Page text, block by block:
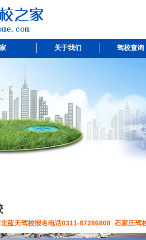
关于我们 驾校查询
蓝天驾校报名电话0311-87286808_石家庄驾